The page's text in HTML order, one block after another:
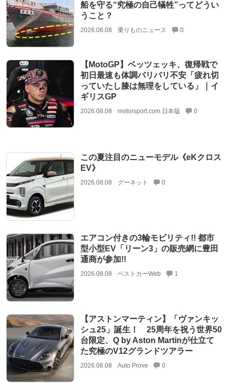
船を守る“究極の自己犠牲”ってどうい
うこと？
2026.08.08 乗りものニュース 0
【MotoGP】ベッツェッキ、復帰戦で
初日最速も体調バリバリ不安「疲れ切
っていたし膝は無理をしている」｜イ
ギリスGP
2026.08.08 motorsport.com 日本版 0
この夏注目のニューモデル《eKクロス
EV》
2026.08.08 グーネット 0
エアコン付きの3輪モビリティ!! 都市
型小型EV「リーン3」の販売網に豊田
通商が参加!!
2026.08.08 ベストカーWeb 1
【アストンマーティン】「ヴァンキッ
シュ25」誕生！ 25周年を祝う世界50
台限定、Q by Aston Martinが仕立て
た究極のV12グランドツアラー
2026.08.08 Auto Prove 0